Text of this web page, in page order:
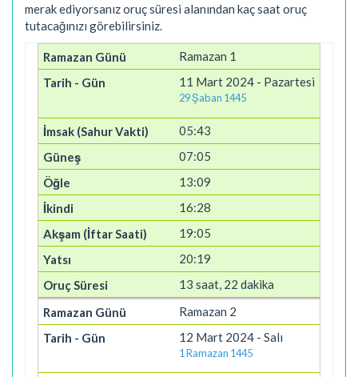
merak ediyorsanız oruç süresi alanından kaç saat oruç
tutacağınızı görebilirsiniz.
Ramazan 1
11 Mart 2024 - Pazartesi
29 Şaban 1445
05:43
07:05
13:09
16:28
19:05
20:19
13 saat, 22 dakika
Ramazan 2
12 Mart 2024 - Salı
1 Ramazan 1445